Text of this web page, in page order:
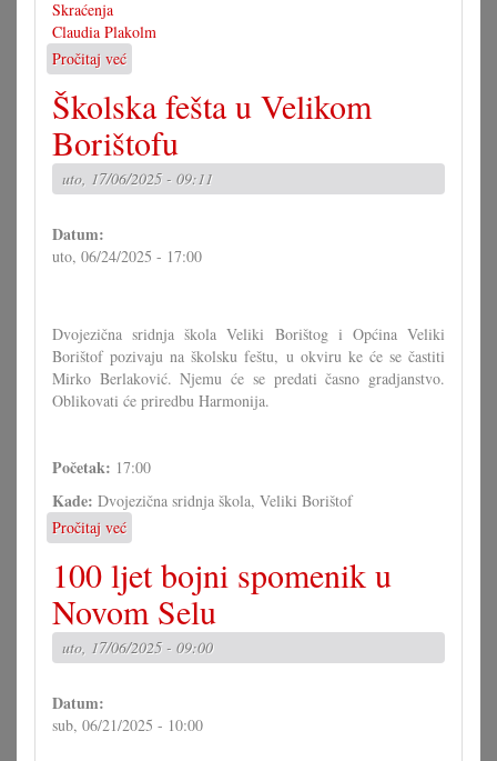
Skraćenja
Claudia Plakolm
Pročitaj već
Skraćenja
tema
u
N.
vijeću
Školska fešta u Velikom
Borištofu
uto, 17/06/2025 - 09:11
Datum:
uto, 06/24/2025 - 17:00
Dvojezična sridnja škola Veliki Borištog i Općina Veliki
Borištof pozivaju na školsku feštu, u okviru ke će se častiti
Mirko Berlaković. Njemu će se predati časno gradjanstvo.
Oblikovati će priredbu Harmonija.
Početak: 17:00
Kade: Dvojezična sridnja škola, Veliki Borištof
Pročitaj već
Školska
fešta
u
Velikom
Borištofu
100 ljet bojni spomenik u
Novom Selu
uto, 17/06/2025 - 09:00
Datum:
sub, 06/21/2025 - 10:00